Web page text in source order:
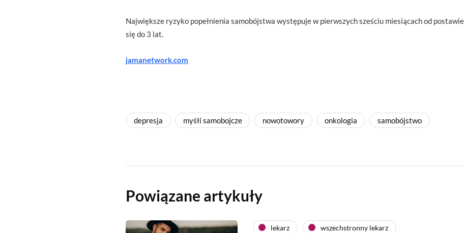
Największe ryzyko popełnienia samobójstwa występuje w pierwszych sześciu miesiącach od
się do 3 lat.
jamanetwork.com
depresja myśłi samobojcze nowotowory onkologia samobójstwo
Powiązane artykuły
lekarz wszechstronny lekarz